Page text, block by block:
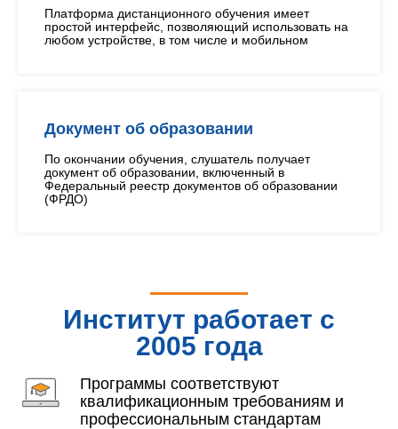
Платформа дистанционного обучения имеет
простой интерфейс, позволяющий использовать на
любом устройстве, в том числе и мобильном
Документ об образовании
По окончании обучения, слушатель получает
документ об образовании, включенный в
Федеральный реестр документов об образовании
(ФРДО)
Институт работает с
2005 года
Программы соответствуют
квалификационным требованиям и
профессиональным стандартам